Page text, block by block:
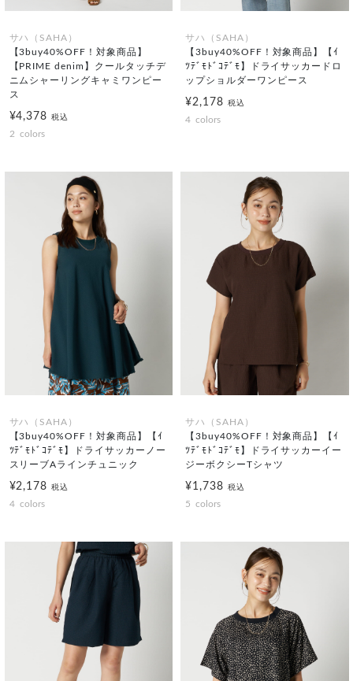
サハ（SAHA）
【3buy40%OFF！対象商品】
【PRIME denim】クールタッチデ
ニムシャーリングキャミワンピー
ス
¥4,378税込
2 colors
サハ（SAHA）
【3buy40%OFF！対象商品】【ｲ
ﾂﾃﾞﾓﾄﾞｺﾃﾞﾓ】ドライサッカードロ
ップショルダーワンピース
¥2,178 税込
4 colors
サハ（SAHA）
【3buy40%OFF！対象商品】【ｲ
ﾂﾃﾞﾓﾄﾞｺﾃﾞﾓ】ドライサッカーノー
スリーブAラインチュニック
¥2,178税込
4 colors
サハ（SAHA）
【3buy40%OFF！対象商品】【ｲ
ﾂﾃﾞﾓﾄﾞｺﾃﾞﾓ】ドライサッカーイー
ジーボクシーTシャツ
¥1,738 税込
5 colors